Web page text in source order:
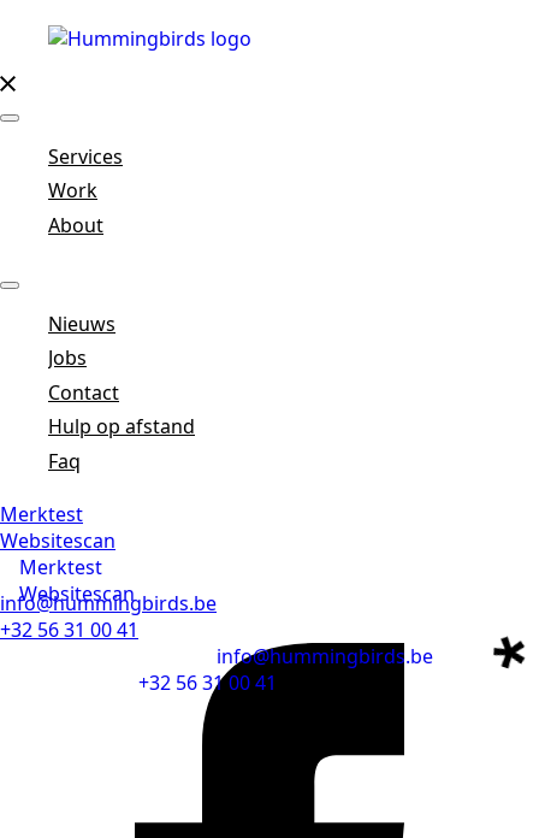
Services
Work
About
Nieuws
Jobs
Contact
Hulp op afstand
Faq
Merktest
Merktest
Websitescan
Websitescan
info@hummingbirds.be
info@hummingbirds.be
+32 56 31 00 41
+32 56 31 00 41